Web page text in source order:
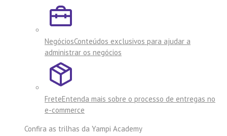
NegóciosConteúdos exclusivos para ajudar a
administrar os negócios
FreteEntenda mais sobre o processo de entregas no
e-commerce
Confira as trilhas da Yampi Academy